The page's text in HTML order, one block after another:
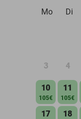
Mo
Di
3 4
10
105€
11
105€
17 18